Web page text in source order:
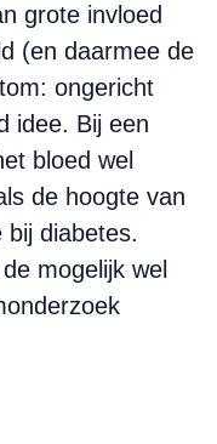
grote invloed
(en daarmee de
ongericht
idee. Bij een
bloed wel
de hoogte van
bij diabetes.
mogelijk wel